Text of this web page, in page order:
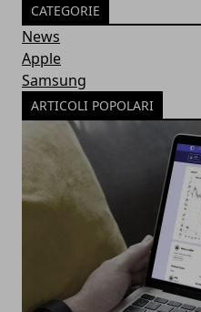
CATEGORIE
News
Apple
Samsung
ARTICOLI POPOLARI